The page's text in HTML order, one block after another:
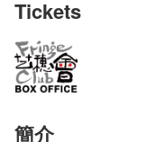
Tickets
簡介